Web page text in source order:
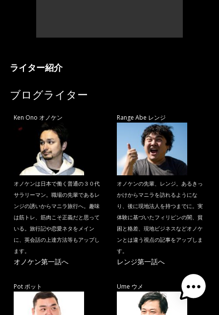
ライター紹介
ブログライター
Ken Ono オノケン
オノケンは日本で働く普通の３０代
サラリーマン。職場の先輩であるレ
ンジの誘いからマニラ旅行へ。趣味
は筋トレ、筋肉こそ正義だと思って
いる。旅行記や恋愛ネタをメイン
に、英会話の上達方法等もアップし
ます。
オノケン第一話へ
Range Abe レンジ
オノケンの先輩、レンジ。あるきっ
かけからマニラを訪れるようにな
り、後に現地法人を持つまでに。実
体験に基づいたフィリピンの闇、貧
困と格差、現地ビジネスなどオノケ
ンとは違う視点の記事をアップしま
す。
レンジ第一話へ
Pot ポット Ume ウメ